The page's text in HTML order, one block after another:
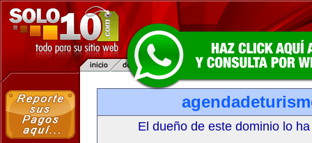
El dueño de este dominio lo